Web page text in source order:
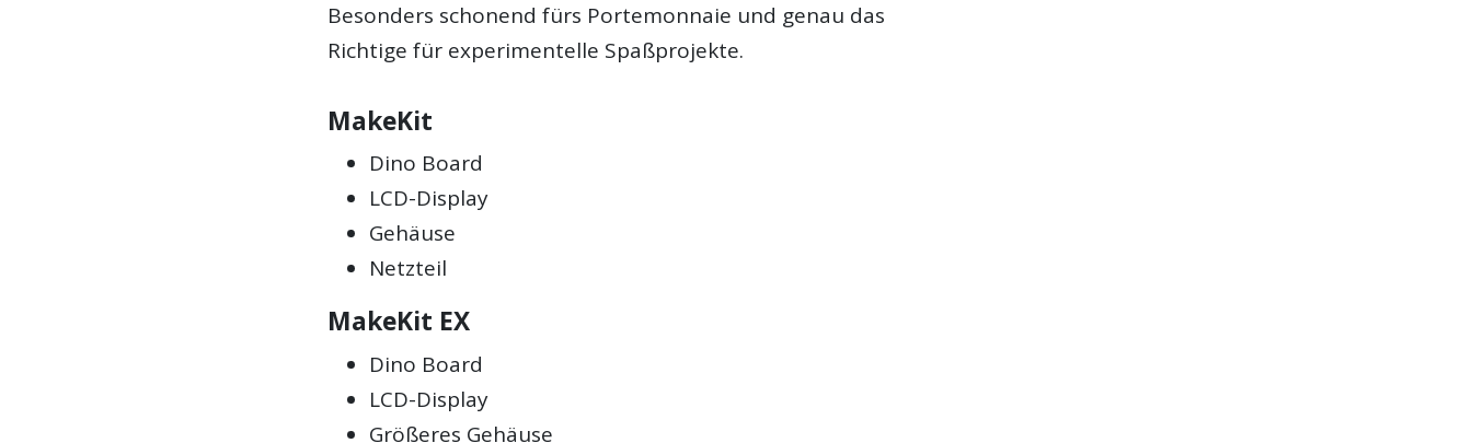
Besonders schonend fürs Portemonnaie und genau das
Richtige für experimentelle Spaßprojekte.
MakeKit
Dino Board
LCD-Display
Gehäuse
Netzteil
MakeKit EX
Dino Board
LCD-Display
Größeres Gehäuse